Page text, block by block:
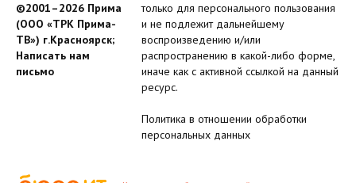
©2001–2026 Прима
(ООО «ТРК Прима-
ТВ») г.Красноярск;
Написать нам
письмо
только для персонального пользования
и не подлежит дальнейшему
воспроизведению и/или
распространению в какой-либо форме,
иначе как с активной ссылкой на данный
ресурс.
Политика в отношении обработки
персональных данных